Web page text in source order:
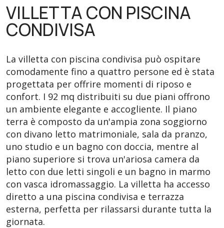
VILLETTA CON PISCINA
CONDIVISA
La villetta con piscina condivisa può ospitare
comodamente fino a quattro persone ed è stata
progettata per offrire momenti di riposo e
confort. I 92 mq distribuiti su due piani offrono
un ambiente elegante e accogliente. Il piano
terra è composto da un'ampia zona soggiorno
con divano letto matrimoniale, sala da pranzo,
uno studio e un bagno con doccia, mentre al
piano superiore si trova un'ariosa camera da
letto con due letti singoli e un bagno in marmo
con vasca idromassaggio. La villetta ha accesso
diretto a una piscina condivisa e terrazza
esterna, perfetta per rilassarsi durante tutta la
giornata.